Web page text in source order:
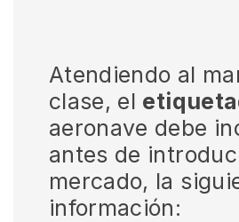
Atendiendo al
clase, el
aeronave debe
antes de
mercado, la
información: